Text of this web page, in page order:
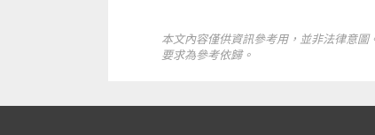
本文內容僅供資訊參考用，並非法律意
要求為參考依歸。